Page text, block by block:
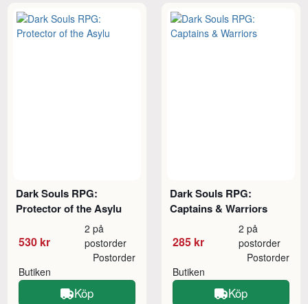
Dark Souls RPG:
Protector of the Asylu
530 kr
2 på
postorder
Butiken
Postorder
Köp
Dark Souls RPG:
Captains & Warriors
285 kr
2 på
postorder
Butiken
Postorder
Köp